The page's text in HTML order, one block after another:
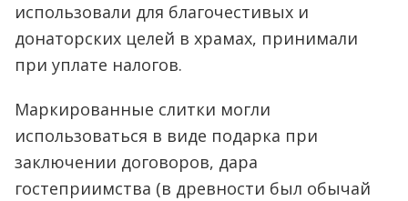
использовали для благочестивых и
донаторских целей в храмах, принимали
при уплате налогов.
Маркированные слитки могли
использоваться в виде подарка при
заключении договоров, дара
гостеприимства (в древности был обычай